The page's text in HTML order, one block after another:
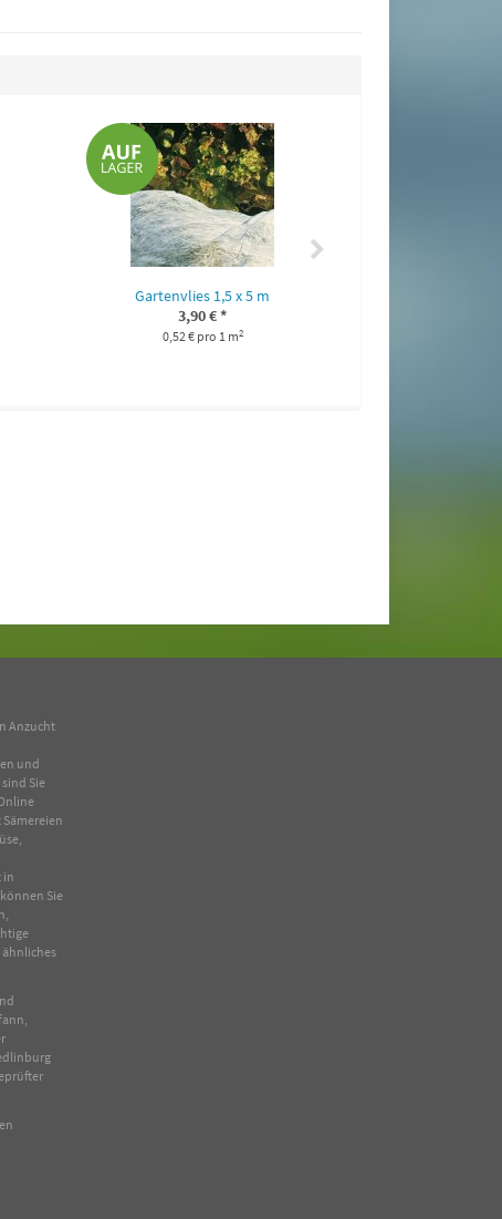
Gartenvlies 1,5 x 5 m
3,90 €*
0,52 € pro 1 m2
Anzucht
und
Sie
Sämereien
,
in
Sie
ähnliches